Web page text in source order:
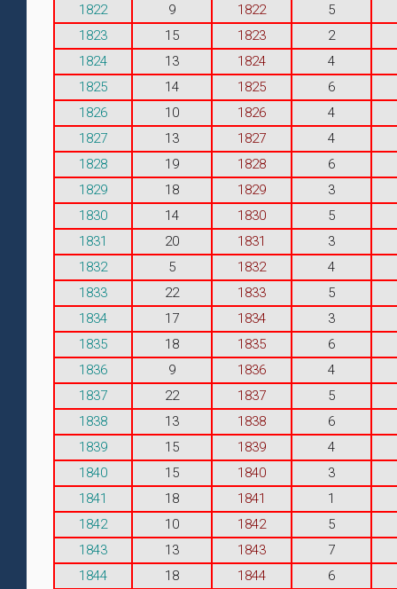
1822
9 1822
5
1823
15 1823
2
1824
13 1824
4
1825
14 1825
6
1826
10 1826
4
1827
13 1827
4
1828
19 1828
6
1829
18 1829
3
1830
14 1830
5
1831
20 1831
3
1832
5 1832
4
1833
22 1833
5
1834
17 1834
3
1835
18 1835
6
1836
9 1836
4
1837
22 1837
5
1838
13 1838
6
1839
15 1839
4
1840
15 1840
3
1841
18 1841
1
1842
10 1842
5
1843
13 1843
7
1844
18 1844
6